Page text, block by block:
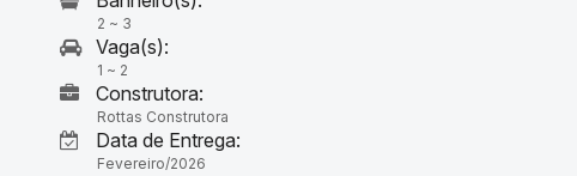
2 ~ 3
1 ~ 2
Construtora:
Rottas Construtora
Data de Entrega:
Fevereiro/2026